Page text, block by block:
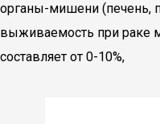
органы-мишени (печень,
выживаемость при раке
составляет от 0-10%,